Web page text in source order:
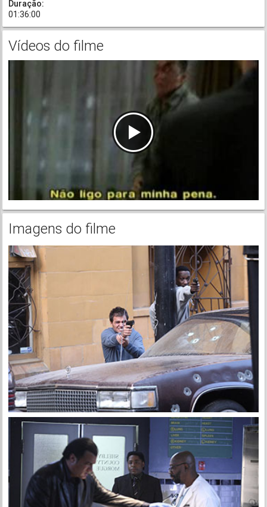
Duração:
01:36:00
Vídeos do filme
Imagens do filme